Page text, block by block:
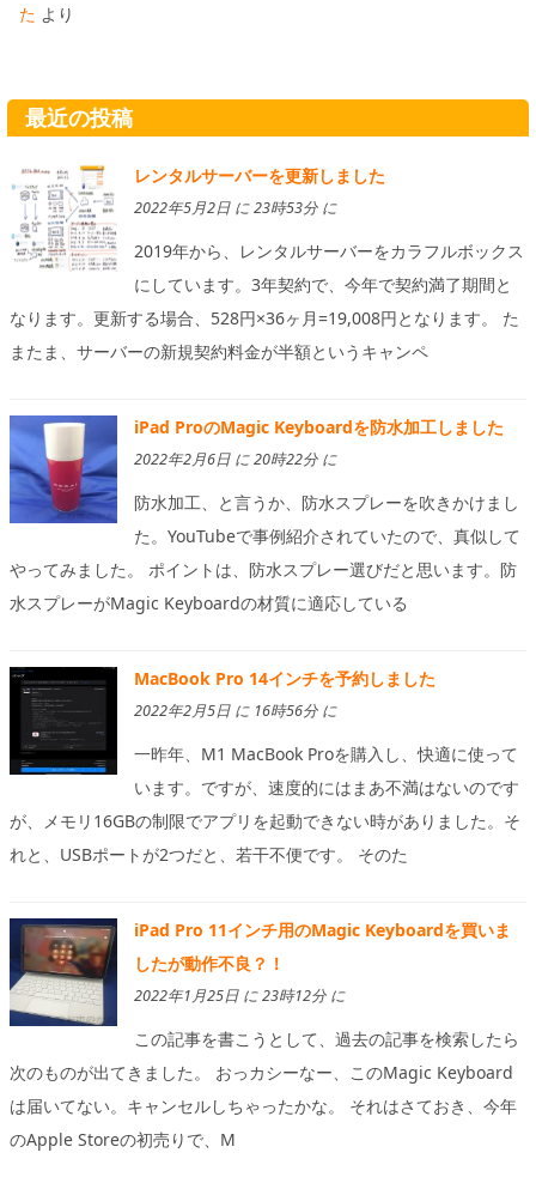
た より
最近の投稿
レンタルサーバーを更新しました
2022年5月2日 に 23時53分 に
2019年から、レンタルサーバーをカラフルボックス
にしています。3年契約で、今年で契約満了期間と
なります。更新する場合、528円×36ヶ月=19,008円となります。 た
またま、サーバーの新規契約料金が半額というキャンペ
iPad ProのMagic Keyboardを防水加工しました
2022年2月6日 に 20時22分 に
防水加工、と言うか、防水スプレーを吹きかけまし
た。YouTubeで事例紹介されていたので、真似して
やってみました。 ポイントは、防水スプレー選びだと思います。防
水スプレーがMagic Keyboardの材質に適応している
MacBook Pro 14インチを予約しました
2022年2月5日 に 16時56分 に
一昨年、M1 MacBook Proを購入し、快適に使って
います。ですが、速度的にはまあ不満はないのです
が、メモリ16GBの制限でアプリを起動できない時がありました。そ
れと、USBポートが2つだと、若干不便です。 そのた
iPad Pro 11インチ用のMagic Keyboardを買いま
したが動作不良？！
2022年1月25日 に 23時12分 に
この記事を書こうとして、過去の記事を検索したら
次のものが出てきました。 おっカシーなー、このMagic Keyboard
は届いてない。キャンセルしちゃったかな。 それはさておき、今年
のApple Storeの初売りで、M